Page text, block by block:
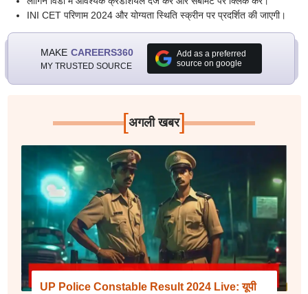
INI CET परिणाम 2024 और योग्यता स्थिति स्क्रीन पर प्रदर्शित की जाएगी।
MAKE CAREERS360
MY TRUSTED SOURCE
Add as a preferred
source on google
[अगली खबर]
UP Police Constable Result 2024 Live: यूपी